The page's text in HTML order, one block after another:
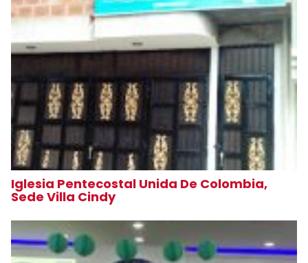
Iglesia Pentecostal Unida De Colombia,
Sede Villa Cindy